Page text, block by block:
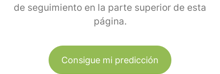
de seguimiento en la parte superior de esta
página.
Consigue mi predicción